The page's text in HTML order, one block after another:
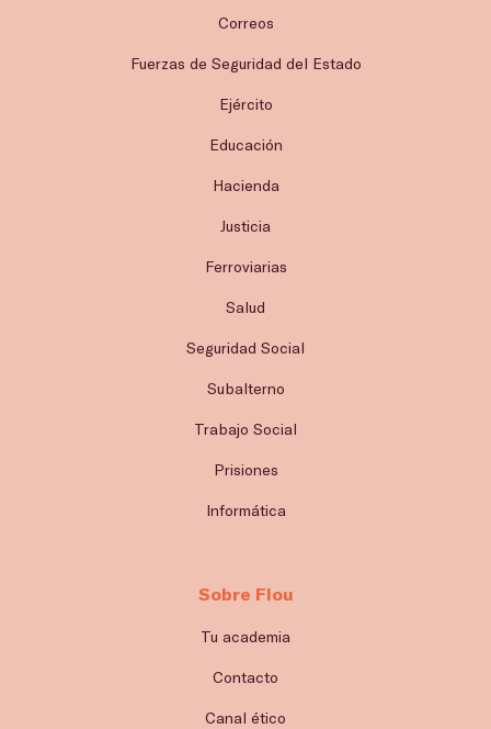
Correos
Fuerzas de Seguridad del Estado
Ejército
Educación
Hacienda
Justicia
Ferroviarias
Salud
Seguridad Social
Subalterno
Trabajo Social
Prisiones
Informática
Sobre Flou
Tu academia
Contacto
Canal ético